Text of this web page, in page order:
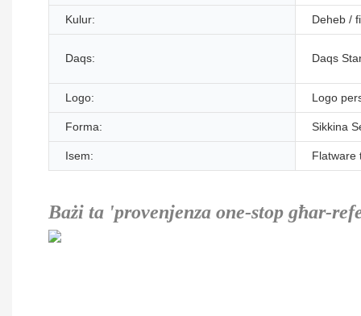
Kulur: Deheb /
Daqs: Daqs
Logo: Logo
Forma: Sikkina
Isem: Flatware
Bażi ta 'provenjenza one-stop għar-